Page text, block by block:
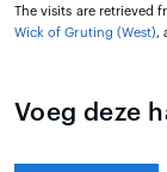
The visits are retrieved
Wick of Gruting (West),
Voeg deze